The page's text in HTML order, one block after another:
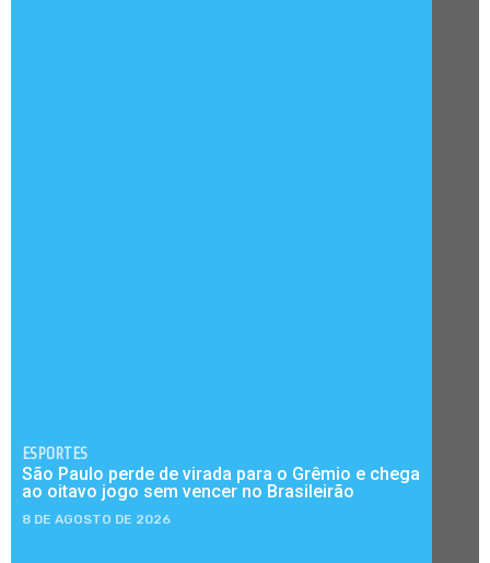
ESPORTES
São Paulo perde de virada para o Grêmio e chega
ao oitavo jogo sem vencer no Brasileirão
8 DE AGOSTO DE 2026